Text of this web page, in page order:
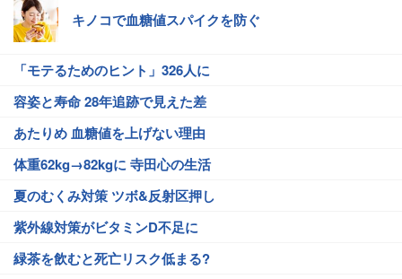
キノコで血糖値スパイクを防ぐ
「モテるためのヒント」326人に
容姿と寿命 28年追跡で見えた差
あたりめ 血糖値を上げない理由
体重62kg→82kgに 寺田心の生活
夏のむくみ対策 ツボ&反射区押し
紫外線対策がビタミンD不足に
緑茶を飲むと死亡リスク低まる?